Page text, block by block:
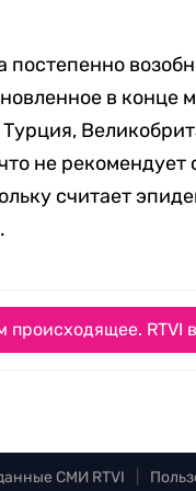
постепенно
в конце
не
считает
происходящее. RTVI
СМИ RTVI